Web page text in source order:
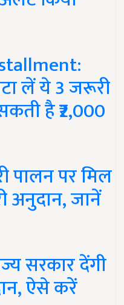
लें ये 3 जरूरी
है ₹2,000
पालन पर मिल
अनुदान, जानें
सरकार देंगी
ऐसे करें